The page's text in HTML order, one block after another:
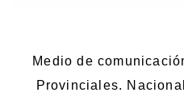
Medio de
Provinciales.